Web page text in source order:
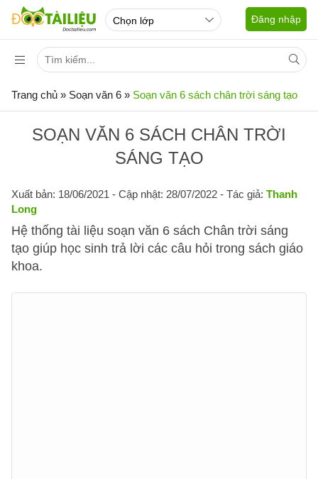
Đăng nhập
Trang chủ » Soạn văn 6 » Soạn văn 6 sách chân trời sáng tạo
SOẠN VĂN 6 SÁCH CHÂN TRỜI
SÁNG TẠO
Xuất bản: 18/06/2021 - Cập nhật: 28/07/2022 - Tác giả: Thanh
Long
Hệ thống tài liệu soạn văn 6 sách Chân trời sáng
tạo giúp học sinh trả lời các câu hỏi trong sách giáo
khoa.